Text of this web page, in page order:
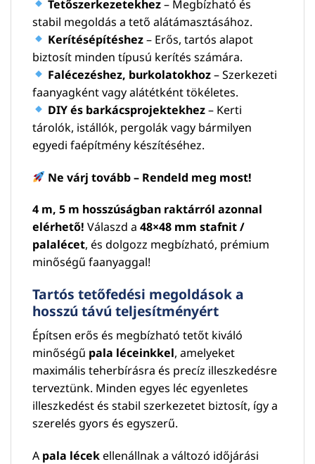
Tetőszerkezetekhez– Megbízható és
stabil megoldás a tető alátámasztásához.
Kerítésépítéshez– Erős, tartós alapot
biztosít minden típusú kerítés számára.
Falécezéshez, burkolatokhoz– Szerkezeti
faanyagként vagy alátétként tökéletes.
DIY és barkácsprojektekhez– Kerti
tárolók, istállók, pergolák vagy bármilyen
egyedi faépítmény készítéséhez.
Ne várj tovább – Rendeld meg most!
4 m, 5 m hosszúságban raktárról azonnal
elérhető! Válaszd a 48×48 mm stafnit /
palalécet, és dolgozz megbízható, prémium
minőségű faanyaggal!
Tartós tetőfedési megoldások a
hosszú távú teljesítményért
Építsen erős és megbízható tetőt kiváló
minőségű pala léceinkkel, amelyeket
maximális teherbírásra és precíz illeszkedésre
terveztünk. Minden egyes léc egyenletes
illeszkedést és stabil szerkezetet biztosít, így a
szerelés gyors és egyszerű.
A pala lécekellenállnak a változó időjárási